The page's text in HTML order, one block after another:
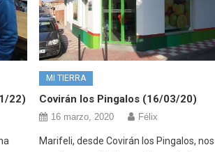
22)
MI TIERRA
Covirán los Pingalos (16/03/20)
16 marzo, 2020 Félix
Marifeli, desde Covirán los Pingalos, nos